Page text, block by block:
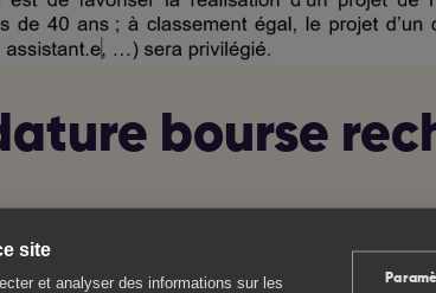
bourse
Mipop 2026 SPILF-SFLS pour les jeunes
site
et analyser des informations sur les